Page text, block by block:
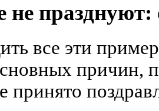
не
все эти
причин,
принято